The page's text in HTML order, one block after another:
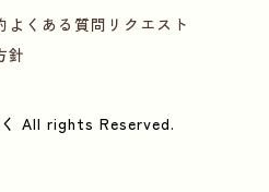
よくある質問 リクエスト
針
All rights Reserved.